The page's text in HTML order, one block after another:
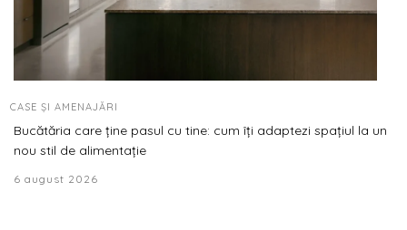
CASE ȘI AMENAJĂRI
Bucătăria care ține pasul cu tine: cum îți adaptezi spațiul la un
nou stil de alimentație
6 august 2026